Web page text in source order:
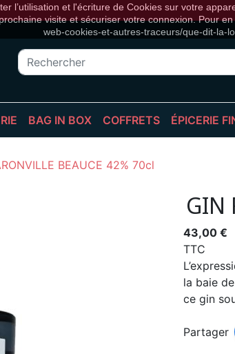
BAG IN BOX COFFRETS
COMPOSITIONS
ÉPICERIE FINE
SPIRITUEUX
ÉPICERIE
BEAUCE 42% 70cl
GIN
43,00 €
TTC
la baie
ce gin
Partager
l’utilisation et l'écriture de Cookies sur votre
visite et sécuriser votre connexion. Pour
web-cookies-et-autres-traceurs/que-dit-la-